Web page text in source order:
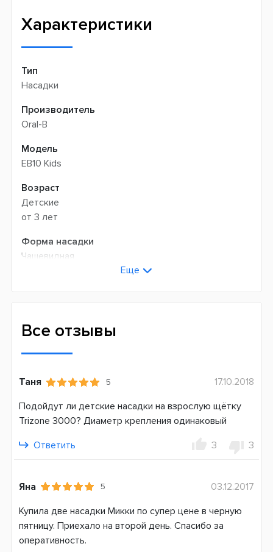
Характеристики
Тип
Насадки
Производитель
Oral-B
Модель
EB10 Kids
Возраст
Детские
от 3 лет
Форма насадки
Чашевидная
Ежедневное
D10 (Kids)
D12 (Vitality, Stages power Kids)
D16 (400-900) (PRO, Professional Care, Trizone)
D501 (2000-4000) PRO 2
D701 (6000-9000) (Genius)
DB4 (pro-expert, Тачки, Принцесса)
Еще
Все отзывы
Таня 5
17.10.2018
Подойдут ли детские насадки на взрослую щётку
Trizone 3000? Диаметр крепления одинаковый
Ответить
3 3
Яна 5
03.12.2017
Купила две насадки Микки по супер цене в черную
пятницу. Приехало на второй день. Спасибо за
оперативность.